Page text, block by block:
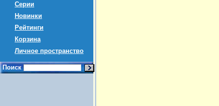
Серии
Новинки
Рейтинги
Корзина
Личное пространство
Поиск